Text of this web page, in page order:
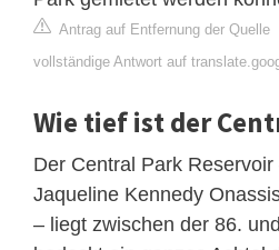
Antrag auf Entfernung der Quelle
vollständige Antwort auf
Wie tief ist der
Der Central Park
Jaqueline Kennedy
– liegt zwischen der 86.